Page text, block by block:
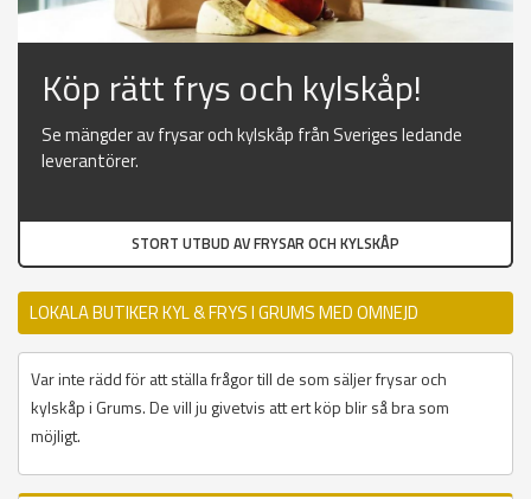
Köp rätt frys och kylskåp!
Se mängder av frysar och kylskåp från Sveriges ledande
leverantörer.
STORT UTBUD AV FRYSAR OCH KYLSKÅP
LOKALA BUTIKER KYL & FRYS I GRUMS MED OMNEJD
Var inte rädd för att ställa frågor till de som säljer frysar och
kylskåp i Grums. De vill ju givetvis att ert köp blir så bra som
möjligt.